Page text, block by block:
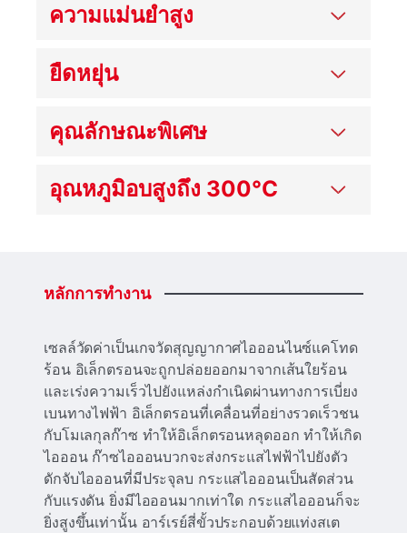
ความแม่นยําสูง
ยืดหยุ่น
คุณลักษณะพิเศษ
อุณหภูมิอบสูงถึง 300°C
หลักการทำงาน
เซลล์วัดค่าเป็นเกจวัดสุญญากาศไอออนไนซ์แคโทด
ร้อน อิเล็กตรอนจะถูกปล่อยออกมาจากเส้นใยร้อน
และเร่งความเร็วไปยังแหล่งกําเนิดผ่านทางการเบี่ยง
เบนทางไฟฟ้า อิเล็กตรอนที่เคลื่อนที่อย่างรวดเร็วชน
กับโมเลกุลก๊าซ ทําให้อิเล็กตรอนหลุดออก ทําให้เกิด
ไอออน ก๊าซไอออนบวกจะส่งกระแสไฟฟ้าไปยังตัว
ดักจับไอออนที่มีประจุลบ กระแสไอออนเป็นสัดส่วน
กับแรงดัน ยิ่งมีไอออนมากเท่าใด กระแสไอออนก็จะ
ยิ่งสูงขึ้นเท่านั้น อาร์เรย์สี่ขั้วประกอบด้วยแท่งสเต